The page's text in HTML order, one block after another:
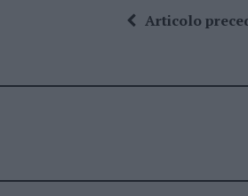
te ata
Articolo